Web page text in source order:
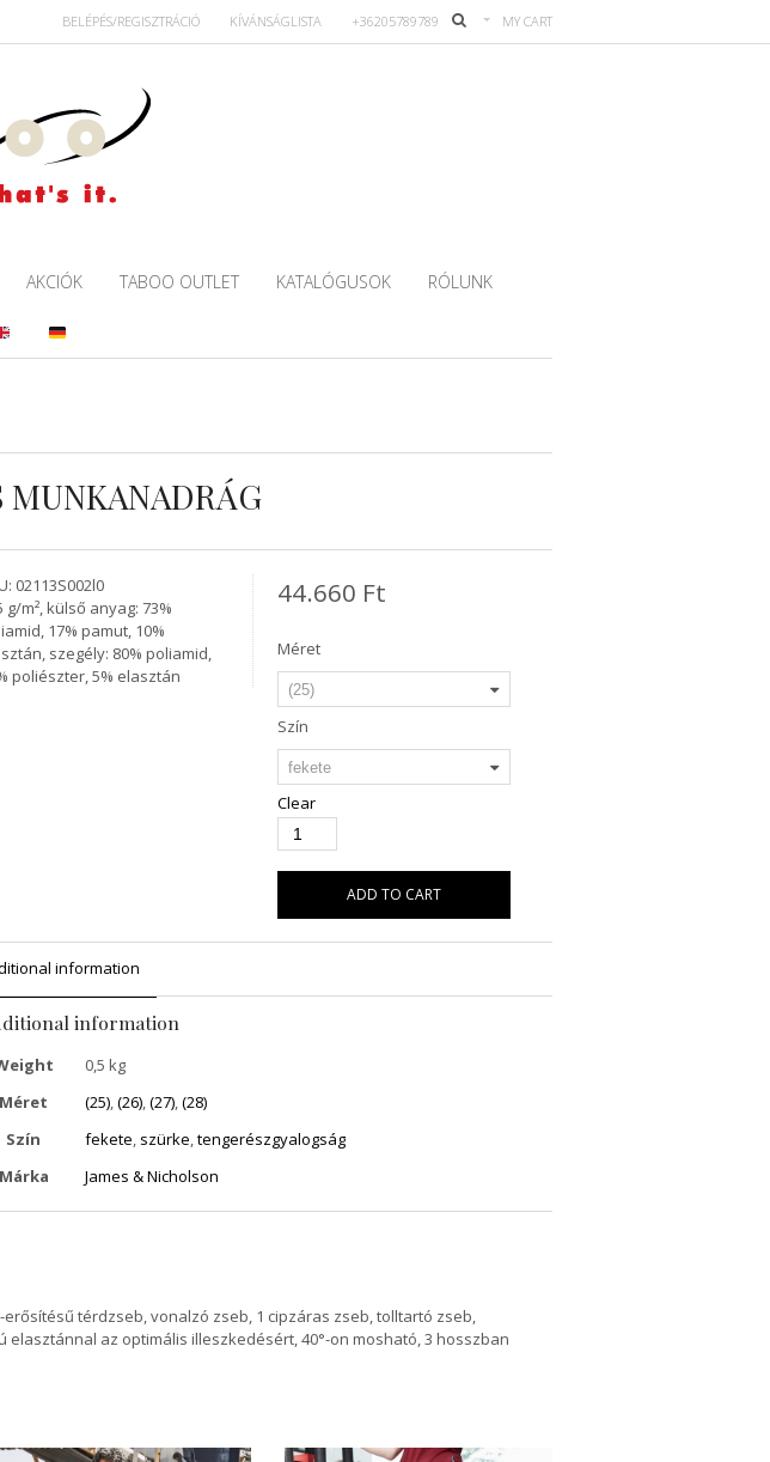
MY CART
BELÉPÉS/REGISZTRÁCIÓ KÍVÁNSÁGLISTA +36205789789
AKCIÓK TABOO OUTLET KATALÓGUSOK RÓLUNK
MUNKANADRÁG
02113S002l0
g/m², külső anyag: 73%
17% pamut, 10%
szegély: 80% poliamid,
poliészter, 5% elasztán
44.660 Ft
Méret
Szín
Clear
ADD TO CART
information
information
0,5 kg
Méret
(25),(26),(27),(28)
Szín
fekete, szürke,tengerészgyalogság
Márka
James & Nicholson
térdzseb, vonalzó zseb, 1 cipzáras zseb, tolltartó zseb,
az optimális illeszkedésért, 40°-on mosható, 3 hosszban